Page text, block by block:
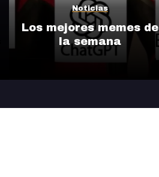
Noticias
Los mejores memes de
la semana